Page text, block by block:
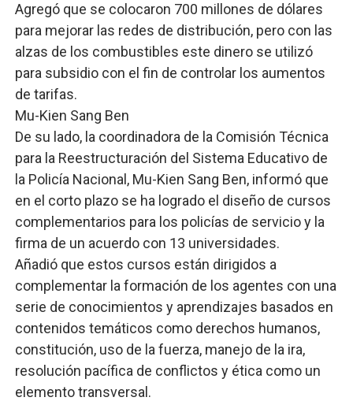
Agregó que se colocaron 700 millones de dólares
para mejorar las redes de distribución, pero con las
alzas de los combustibles este dinero se utilizó
para subsidio con el fin de controlar los aumentos
de tarifas.
Mu-Kien Sang Ben
De su lado, la coordinadora de la Comisión Técnica
para la Reestructuración del Sistema Educativo de
la Policía Nacional, Mu-Kien Sang Ben, informó que
en el corto plazo se ha logrado el diseño de cursos
complementarios para los policías de servicio y la
firma de un acuerdo con 13 universidades.
Añadió que estos cursos están dirigidos a
complementar la formación de los agentes con una
serie de conocimientos y aprendizajes basados en
contenidos temáticos como derechos humanos,
constitución, uso de la fuerza, manejo de la ira,
resolución pacífica de conflictos y ética como un
elemento transversal.